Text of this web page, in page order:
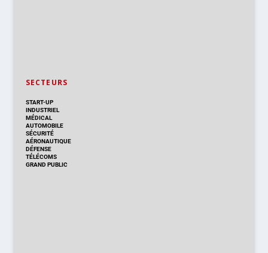
SECTEURS
START-UP
INDUSTRIEL
MÉDICAL
AUTOMOBILE
SÉCURITÉ
AÉRONAUTIQUE
DÉFENSE
TÉLÉCOMS
GRAND PUBLIC